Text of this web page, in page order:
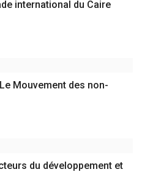
international du Caire
Mouvement des non-
du développement et